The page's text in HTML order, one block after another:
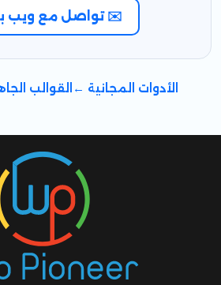
✉️ تواصل مع ويب
الأدوات المجانية ← القوالب